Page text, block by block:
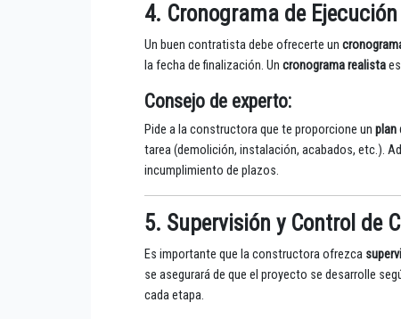
4. Cronograma de Ejecución
Un buen contratista debe ofrecerte un
la fecha de finalización. Un cronograma realista
Consejo de experto:
Pide a la constructora que te proporcione un plan
tarea (demolición, instalación, acabados, etc.).
incumplimiento de plazos.
5. Supervisión y Control de
Es importante que la constructora ofrezca
se asegurará de que el proyecto se desarrolle
cada etapa.